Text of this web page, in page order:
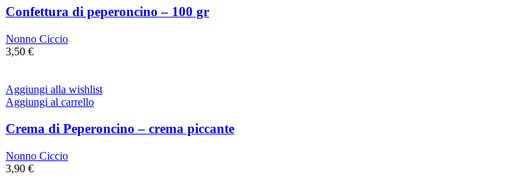
Confettura di peperoncino – 100 gr
Nonno Ciccio
3,50 €
Aggiungi alla wishlist
Aggiungi al carrello
Crema di Peperoncino – crema piccante
Nonno Ciccio
3,90 €